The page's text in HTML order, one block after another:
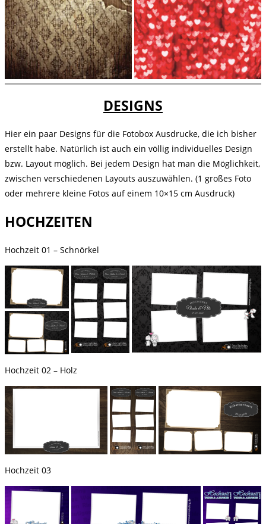
DESIGNS
Hier ein paar Designs für die Fotobox Ausdrucke, die ich bisher
erstellt habe. Natürlich ist auch ein völlig individuelles Design
bzw. Layout möglich. Bei jedem Design hat man die Möglichkeit,
zwischen verschiedenen Layouts auszuwählen. (1 großes Foto
oder mehrere kleine Fotos auf einem 10×15 cm Ausdruck)
HOCHZEITEN
Hochzeit 01 – Schnörkel
Hochzeit 02 – Holz
Hochzeit 03